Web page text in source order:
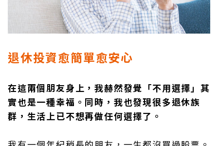
退休投資愈簡單愈安心
在這兩個朋友身上，我赫然發覺「不用選擇」其
實也是一種幸福。同時，我也發現很多退休族
群，生活上已不想再做任何選擇了。